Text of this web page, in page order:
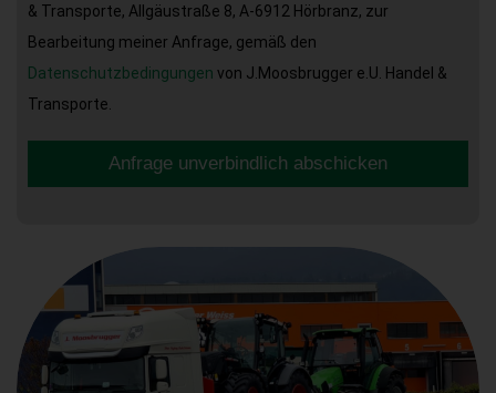
& Transporte, Allgäustraße 8, A-6912 Hörbranz, zur
Bearbeitung meiner Anfrage, gemäß den
Datenschutzbedingungen von J.Moosbrugger e.U. Handel &
Transporte.
Anfrage unverbindlich abschicken